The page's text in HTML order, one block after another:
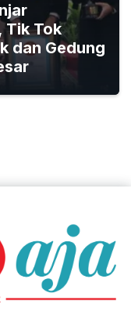
Tik Tok
dan Gedung